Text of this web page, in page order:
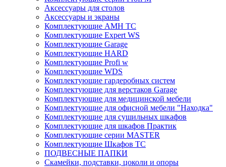
Аксессуары для столов
Аксессуары и экраны
Комплектующие AMH TC
Комплектующие Expert WS
Комплектующие Garage
Комплектующие HARD
Комплектующие Profi w
Комплектующие WDS
Комплектующие гардеробных систем
Комплектующие для верстаков Garage
Комплектующие для медицинской мебели
Комплектующие для офисной мебели "Находка"
Комплектующие для сушильных шкафов
Комплектующие для шкафов Практик
Комплектующие серии MASTER
Комплектующие Шкафов ТС
ПОДВЕСНЫЕ ПАПКИ
Скамейки, подставки, цоколи и опоры